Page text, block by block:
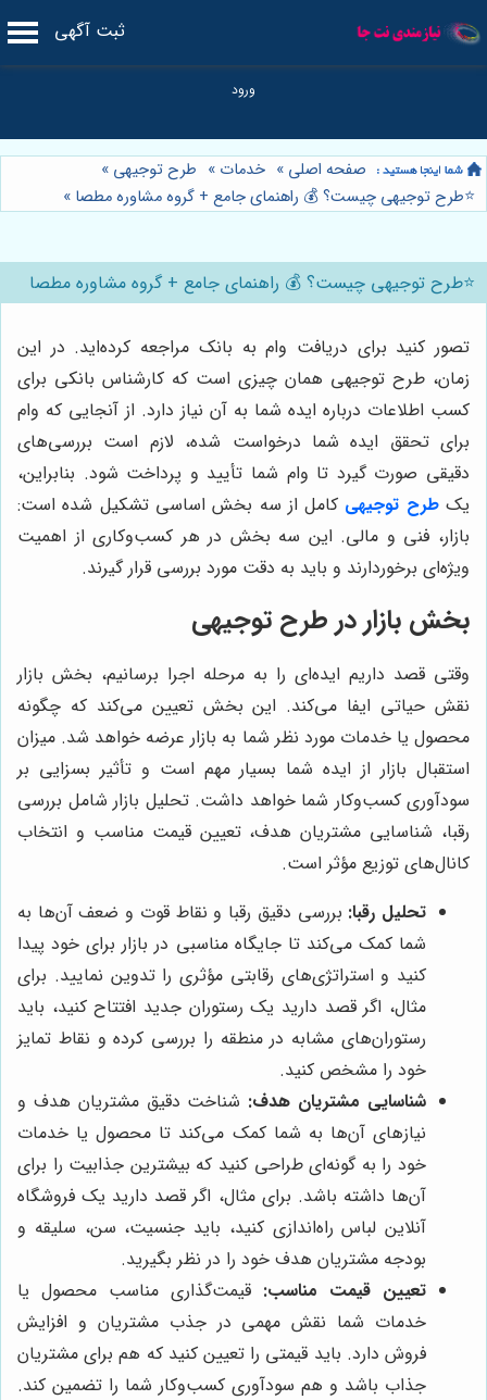
ثبت آگهی
صفحه اصلی » خدمات » طرح توجیهی »
⭐️طرح توجیهی چیست؟ 💰 راهنمای جامع + گروه مشاوره مطصا »
⭐️طرح توجیهی چیست؟ 💰 راهنمای جامع + گروه مشاوره مطصا
تصور کنید برای دریافت وام به بانک مراجعه کرده‌اید. در این
زمان، طرح توجیهی همان چیزی است که کارشناس بانکی برای
کسب اطلاعات درباره ایده شما به آن نیاز دارد. از آنجایی که وام
برای تحقق ایده شما درخواست شده، لازم است بررسی‌های
دقیقی صورت گیرد تا وام شما تأیید و پرداخت شود. بنابراین،
یکطرح توجیهی کامل از سه بخش اساسی تشکیل شده است:
بازار، فنی و مالی. این سه بخش در هر کسب‌وکاری از اهمیت
ویژه‌ای برخوردارند و باید به دقت مورد بررسی قرار گیرند.
بخش بازار در طرح توجیهی
وقتی قصد داریم ایده‌ای را به مرحله اجرا برسانیم، بخش بازار
نقش حیاتی ایفا می‌کند. این بخش تعیین می‌کند که چگونه
محصول یا خدمات مورد نظر شما به بازار عرضه خواهد شد. میزان
استقبال بازار از ایده شما بسیار مهم است و تأثیر بسزایی بر
سودآوری کسب‌وکار شما خواهد داشت. تحلیل بازار شامل بررسی
رقبا، شناسایی مشتریان هدف، تعیین قیمت مناسب و انتخاب
کانال‌های توزیع مؤثر است.
تحلیل رقبا: بررسی دقیق رقبا و نقاط قوت و ضعف آن‌ها به
شما کمک می‌کند تا جایگاه مناسبی در بازار برای خود پیدا
کنید و استراتژی‌های رقابتی مؤثری را تدوین نمایید. برای
مثال، اگر قصد دارید یک رستوران جدید افتتاح کنید، باید
رستوران‌های مشابه در منطقه را بررسی کرده و نقاط تمایز
خود را مشخص کنید.
شناسایی مشتریان هدف: شناخت دقیق مشتریان هدف و
نیازهای آن‌ها به شما کمک می‌کند تا محصول یا خدمات
خود را به گونه‌ای طراحی کنید که بیشترین جذابیت را برای
آن‌ها داشته باشد. برای مثال، اگر قصد دارید یک فروشگاه
آنلاین لباس راه‌اندازی کنید، باید جنسیت، سن، سلیقه و
بودجه مشتریان هدف خود را در نظر بگیرید.
تعیین قیمت مناسب: قیمت‌گذاری مناسب محصول یا
خدمات شما نقش مهمی در جذب مشتریان و افزایش
فروش دارد. باید قیمتی را تعیین کنید که هم برای مشتریان
جذاب باشد و هم سودآوری کسب‌وکار شما را تضمین کند.